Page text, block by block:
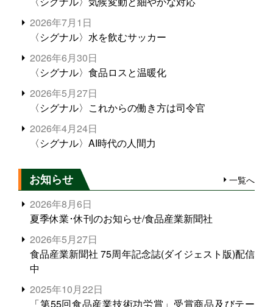
2026年7月1日
〈シグナル〉水を飲むサッカー
2026年6月30日
〈シグナル〉食品ロスと温暖化
2026年5月27日
〈シグナル〉これからの働き方は司令官
2026年4月24日
〈シグナル〉AI時代の人間力
お知らせ 一覧へ
2026年8月6日
夏季休業･休刊のお知らせ/食品産業新聞社
2026年5月27日
食品産業新聞社 75周年記念誌(ダイジェスト版)配信
中
2025年10月22日
「第55回食品産業技術功労賞」受賞商品及びテー